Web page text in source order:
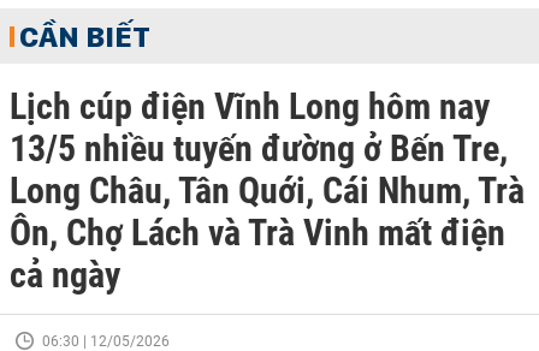
CẦN BIẾT
Lịch cúp điện Vĩnh Long hôm nay
13/5 nhiều tuyến đường ở Bến Tre,
Long Châu, Tân Quới, Cái Nhum, Trà
Ôn, Chợ Lách và Trà Vinh mất điện
cả ngày
06:30 | 12/05/2026